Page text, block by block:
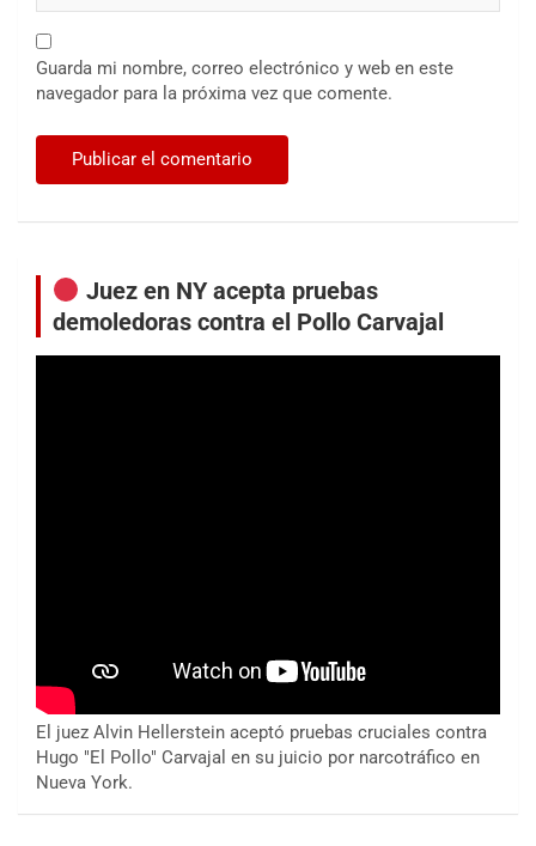
Guarda mi nombre, correo electrónico y web en este
navegador para la próxima vez que comente.
Juez en NY acepta pruebas
demoledoras contra el Pollo Carvajal
El juez Alvin Hellerstein aceptó pruebas cruciales contra
Hugo "El Pollo" Carvajal en su juicio por narcotráfico en
Nueva York.